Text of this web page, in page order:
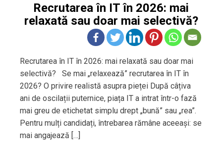
Recrutarea în IT în 2026: mai
relaxată sau doar mai selectivă?
Recrutarea în IT în 2026: mai relaxată sau doar mai
selectivă? Se mai „relaxează” recrutarea în IT în
2026? O privire realistă asupra pieței După câțiva
ani de oscilații puternice, piața IT a intrat într-o fază
mai greu de etichetat simplu drept „bună” sau „rea”.
Pentru mulți candidați, întrebarea rămâne aceeași: se
mai angajează […]